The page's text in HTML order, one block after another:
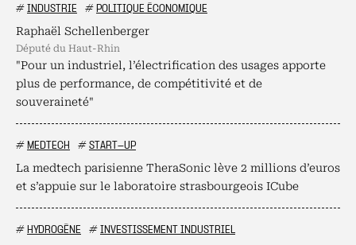
# INDUSTRIE # POLITIQUE ÉCONOMIQUE
Raphaël Schellenberger
député du Haut-Rhin
"Pour un industriel, l’électrification des usages apporte
plus de performance, de compétitivité et de
souveraineté"
# MEDTECH # START-UP
La medtech parisienne TheraSonic lève 2 millions d’euros
et s’appuie sur le laboratoire strasbourgeois ICube
# HYDROGÈNE # INVESTISSEMENT INDUSTRIEL